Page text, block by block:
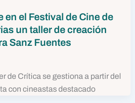
en el Festival de Cine de
un taller de creación
Sanz Fuentes
de Crítica se gestiona a partir del
con cineastas destacado